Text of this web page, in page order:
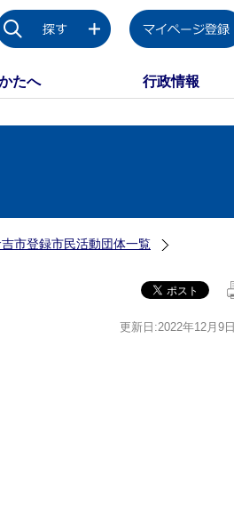
たへ 行政情報
市登録市民活動団体一覧
更新日:2022年12月9日